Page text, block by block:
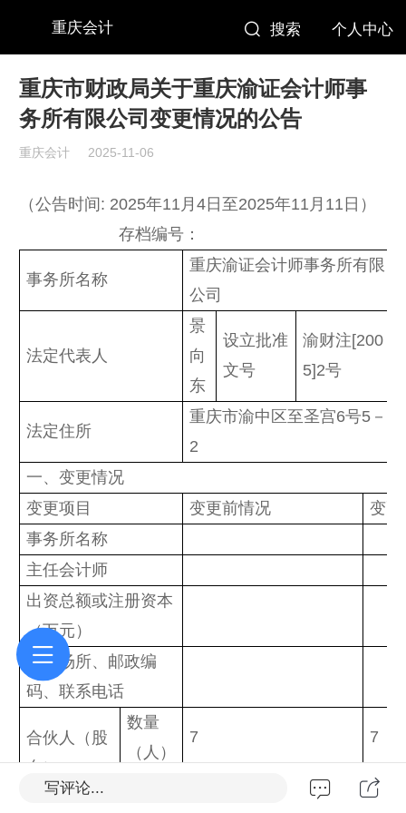
重庆会计 搜索 个人中心
重庆市财政局关于重庆渝证会计师事
务所有限公司变更情况的公告
重庆会计 2025-11-06
（公告时间: 2025年11月4日至2025年11月11日）
存档编号：
事务所名称
重庆渝证会计师事务所有限
公司
法定代表人
景
向
东
设立批准
文号
渝财注[200
5]2号
法定住所
重庆市渝中区至圣宫6号5－
2
一、变更情况
变更项目
变更前情况
变更
事务所名称
主任会计师
出资总额或注册资本
（万元）
办公场所、邮政编
码、联系电话
合伙人（股
东）
数量
（人）
7 7
余海
写评论...